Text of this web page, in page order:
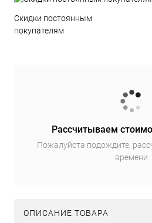
Скидки постоянным
покупателям
Рассчитываем
Пожалуйста подождите,
времени
ОПИСАНИЕ ТОВАРА